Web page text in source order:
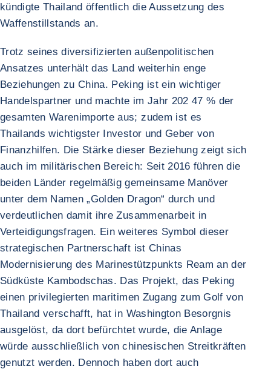
kündigte Thailand öffentlich die Aussetzung des
Waffenstillstands an.
Trotz seines diversifizierten außenpolitischen
Ansatzes unterhält das Land weiterhin enge
Beziehungen zu China. Peking ist ein wichtiger
Handelspartner und machte im Jahr 202 47 % der
gesamten Warenimporte aus; zudem ist es
Thailands wichtigster Investor und Geber von
Finanzhilfen. Die Stärke dieser Beziehung zeigt sich
auch im militärischen Bereich: Seit 2016 führen die
beiden Länder regelmäßig gemeinsame Manöver
unter dem Namen „Golden Dragon“ durch und
verdeutlichen damit ihre Zusammenarbeit in
Verteidigungsfragen. Ein weiteres Symbol dieser
strategischen Partnerschaft ist Chinas
Modernisierung des Marinestützpunkts Ream an der
Südküste Kambodschas. Das Projekt, das Peking
einen privilegierten maritimen Zugang zum Golf von
Thailand verschafft, hat in Washington Besorgnis
ausgelöst, da dort befürchtet wurde, die Anlage
würde ausschließlich von chinesischen Streitkräften
genutzt werden. Dennoch haben dort auch